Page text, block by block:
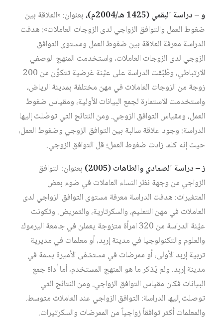
و – دراسة البقمي (1425 هـ/2004م)،
بعنوان: «العلاقة بين
ضغوط العمل والتوافق الزواجي لدى الزوجات العاملات»: هدفت
الدراسة معرفة العلاقة بين ضغوط العمل ومستوى التوافق
الزوجي لدى الزوجات العاملات، واستخدمت المنهج الوصفي
الارتباطي، وطُبّقت الدراسة على عيِّنة غرضية تتكوَّن من 200
زوجة من الزوجات العاملات في مهن مختلفة بمدينة الرياض،
واستخدمت الاستمارة لجمع البيانات الأولية، ومقياس ضغوط
العمل، ومقياس التوافق الزوجي. ومن النتائج التي توصّلت إليها
الدراسة: وجود علاقة سالبة بين التوافق الزوجي وضغوط العمل،
حيث إنه كلما زادت ضغوط العمل؛ قل التوافق الزوجي.
ز – دراسة الصمادي والطاهات (2005)
بعنوان: التوافق
الزواجي من وجهة نظر النساء العاملات في ضوء بعض
المتغيرات: هدفت الدراسة معرفة مستوى التوافق الزواجي لدى
العاملات في مهن التعليم، والسكرتارية، والتمريض. وتكونت
عيِّنة الدراسة من 320 امرأة متزوجة يعملن في جامعة اليرموك
والعلوم والتكنولوجيا في مدينة إربد، أو معلمات في مديرية
تربية إربد الأولى، أو ممرضات في مستشفى الأميرة بسمة في
مدينة إربد. ولم يُذكر ما هو المنهج المستخدم، أما أداة جمع
البيانات فكان مقياس التوافق الزواجي. ومن النتائج التي
توصلت إليها الدراسة: التوافق الزواجي عند العاملات متوسط.
والمعلمات أكثر توافقاً زواجياً من الممرضات والسكرتيرات.